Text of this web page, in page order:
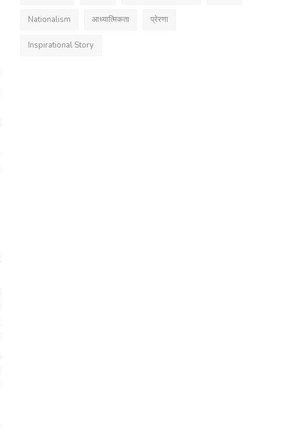
Nationalism आध्यात्मिकता प्रेरणा
Inspirational Story